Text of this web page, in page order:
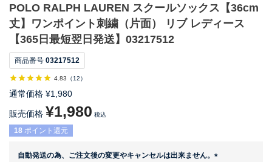
POLO RALPH LAUREN スクールソックス【36cm
丈】ワンポイント刺繍（片面） リブ レディース
【365日最短翌日発送】03217512
商品番号 03217512
4.83 （12）
通常価格 ¥1,980
販売価格 ¥1,980 税込
18 ポイント還元
自動発送の為、ご注文後の変更やキャンセルは出来ません。